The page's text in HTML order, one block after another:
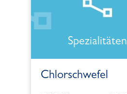
Spezialitäten
Chlorschwefel